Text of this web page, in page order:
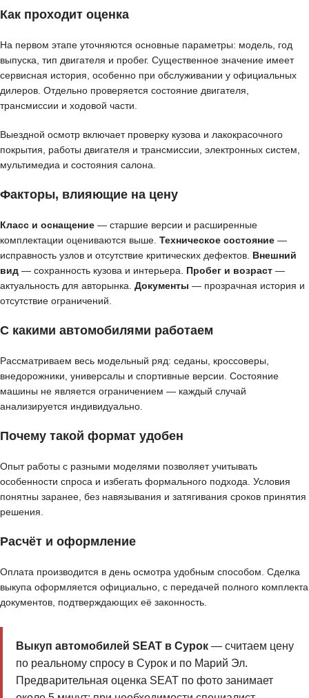
Как проходит оценка
На первом этапе уточняются основные параметры: модель, год
выпуска, тип двигателя и пробег. Существенное значение имеет
сервисная история, особенно при обслуживании у официальных
дилеров. Отдельно проверяется состояние двигателя,
трансмиссии и ходовой части.
Выездной осмотр включает проверку кузова и лакокрасочного
покрытия, работы двигателя и трансмиссии, электронных систем,
мультимедиа и состояния салона.
Факторы, влияющие на цену
Класс и оснащение — старшие версии и расширенные
комплектации оцениваются выше. Техническое состояние —
исправность узлов и отсутствие критических дефектов. Внешний
вид — сохранность кузова и интерьера. Пробег и возраст —
актуальность для авторынка. Документы — прозрачная история и
отсутствие ограничений.
С какими автомобилями работаем
Рассматриваем весь модельный ряд: седаны, кроссоверы,
внедорожники, универсалы и спортивные версии. Состояние
машины не является ограничением — каждый случай
анализируется индивидуально.
Почему такой формат удобен
Опыт работы с разными моделями позволяет учитывать
особенности спроса и избегать формального подхода. Условия
понятны заранее, без навязывания и затягивания сроков принятия
решения.
Расчёт и оформление
Оплата производится в день осмотра удобным способом. Сделка
выкупа оформляется официально, с передачей полного комплекта
документов, подтверждающих её законность.
Выкуп автомобилей SEAT в Сурок— считаем цену
по реальному спросу в Сурок и по Марий Эл.
Предварительная оценка SEAT по фото занимает